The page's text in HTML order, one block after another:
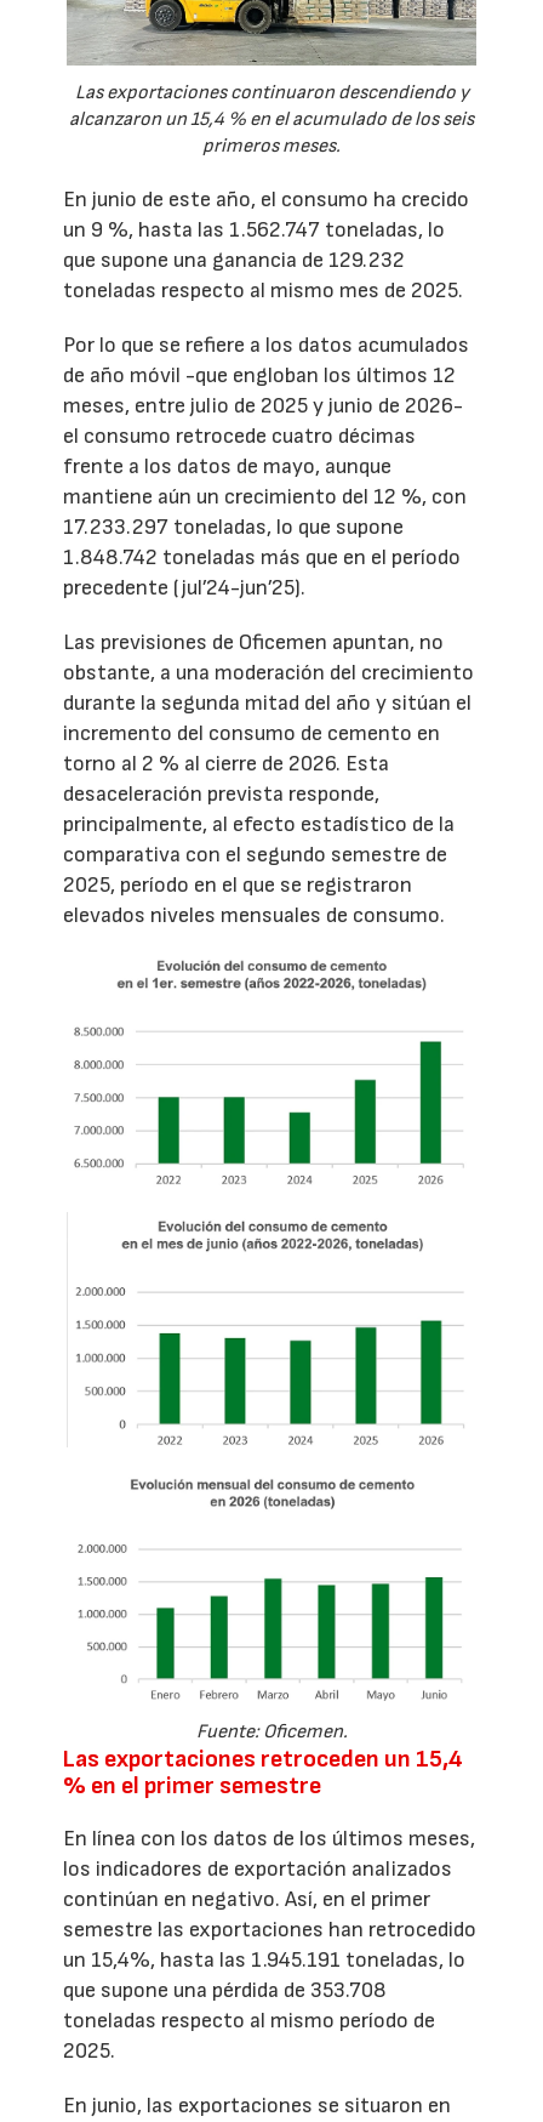
Las exportaciones continuaron descendiendo y
alcanzaron un 15,4 % en el acumulado de los seis
primeros meses.
En junio de este año, el consumo ha crecido
un 9 %, hasta las 1.562.747 toneladas, lo
que supone una ganancia de 129.232
toneladas respecto al mismo mes de 2025.
Por lo que se refiere a los datos acumulados
de año móvil -que engloban los últimos 12
meses, entre julio de 2025 y junio de 2026-
el consumo retrocede cuatro décimas
frente a los datos de mayo, aunque
mantiene aún un crecimiento del 12 %, con
17.233.297 toneladas, lo que supone
1.848.742 toneladas más que en el período
precedente (jul’24-jun’25).
Las previsiones de Oficemen apuntan, no
obstante, a una moderación del crecimiento
durante la segunda mitad del año y sitúan el
incremento del consumo de cemento en
torno al 2 % al cierre de 2026. Esta
desaceleración prevista responde,
principalmente, al efecto estadístico de la
comparativa con el segundo semestre de
2025, período en el que se registraron
elevados niveles mensuales de consumo.
Fuente: Oficemen.
Las exportaciones retroceden un 15,4
% en el primer semestre
En línea con los datos de los últimos meses,
los indicadores de exportación analizados
continúan en negativo. Así, en el primer
semestre las exportaciones han retrocedido
un 15,4%, hasta las 1.945.191 toneladas, lo
que supone una pérdida de 353.708
toneladas respecto al mismo período de
2025.
En junio, las exportaciones se situaron en